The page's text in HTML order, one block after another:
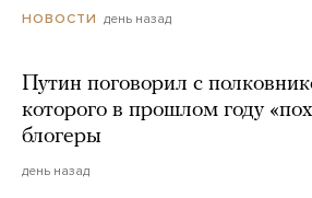
НОВОСТИ день назад
Путин поговорил с
которого в прошлом году
блогеры
день назад